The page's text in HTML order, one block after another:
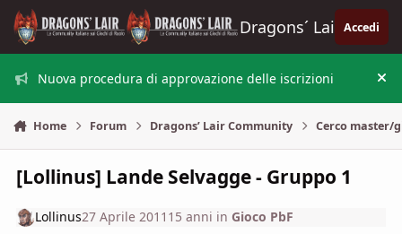
Vai al contenuto
Dragons´ Lair Accedi
Nuova procedura di approvazione delle iscrizioni
Home Forum Dragons’ Lair Community Cerco master/
[Lollinus] Lande Selvagge - Gruppo 1
Lollinus27 Aprile 2011 15 anni in Gioco PbF